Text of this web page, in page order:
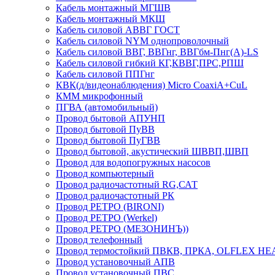
Кабель монтажный МГШВ
Кабель монтажный МКШ
Кабель силовой АВВГ ГОСТ
Кабель силовой NYM однопроволочный
Кабель силовой ВВГ, ВВГнг, ВВГбм-Пнг(А)-LS
Кабель силовой гибкий КГ,КВВГ,ПРС,РПШ
Кабель силовой ППГнг
КВК(д/видеонаблюдения) Micro CoaxiA+CuL
КММ микрофонный
ПГВА (автомобильный)
Провод бытовой АПУНП
Провод бытовой ПуВВ
Провод бытовой ПуГВВ
Провод бытовой, акустический ШВВП,ШВП
Провод для водопогружных насосов
Провод компьютерный
Провод радиочастотный RG,САТ
Провод радиочастотный РК
Провод РЕТРО (BIRONI)
Провод РЕТРО (Werkel)
Провод РЕТРО (МЕЗОНИНЪ))
Провод телефонный
Провод термостойкий ПВКВ, ПРКА, OLFLEX
Провод установочный АПВ